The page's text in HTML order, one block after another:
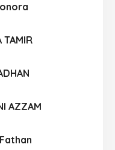
TAMIR
AZZAM